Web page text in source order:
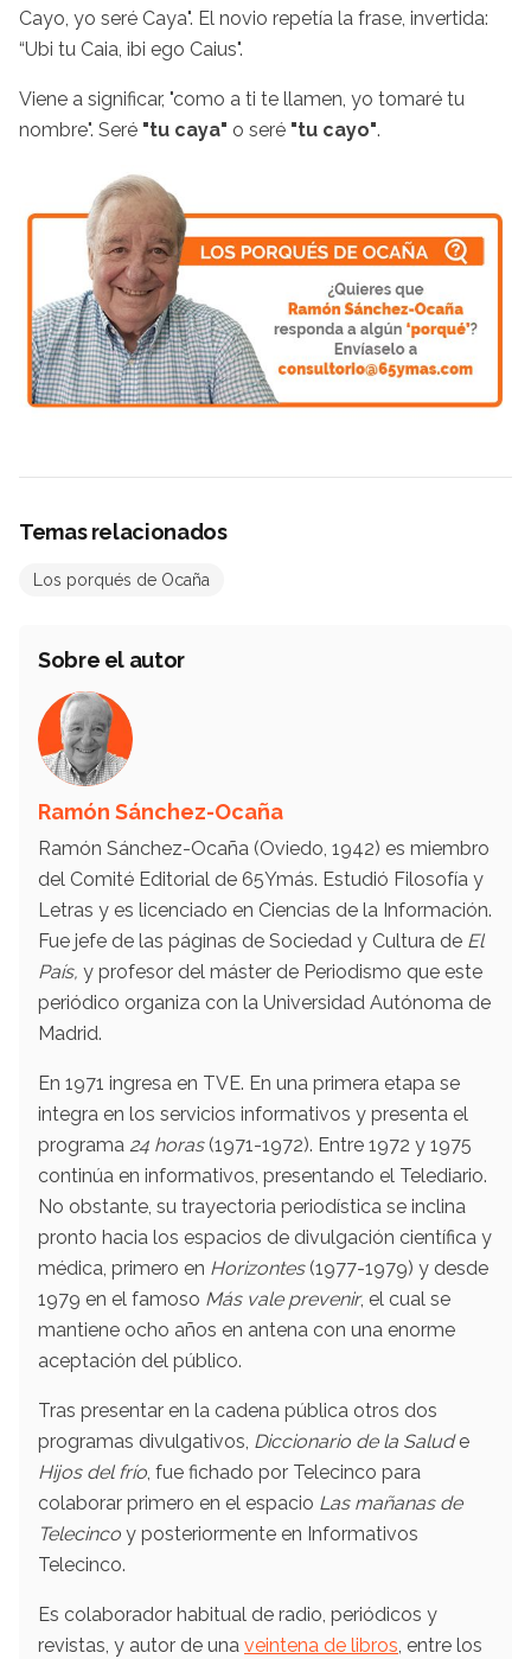
Cayo, yo seré Caya". El novio repetía la frase, invertida:
“Ubi tu Caia, ibi ego Caius".
Viene a significar, "como a ti te llamen, yo tomaré tu
nombre". Seré "tu caya" o seré "tu cayo".
Temas relacionados
Los porqués de Ocaña
Sobre el autor
Ramón Sánchez-Ocaña
Ramón Sánchez-Ocaña (Oviedo, 1942) es miembro
del Comité Editorial de 65Ymás. Estudió Filosofía y
Letras y es licenciado en Ciencias de la Información.
Fue jefe de las páginas de Sociedad y Cultura de El
País, y profesor del máster de Periodismo que este
periódico organiza con la Universidad Autónoma de
Madrid.
En 1971 ingresa en TVE. En una primera etapa se
integra en los servicios informativos y presenta el
programa 24 horas(1971-1972). Entre 1972 y 1975
continúa en informativos, presentando el Telediario.
No obstante, su trayectoria periodística se inclina
pronto hacia los espacios de divulgación científica y
médica, primero en Horizontes (1977-1979)​ y desde
1979 en el famoso Más vale prevenir, el cual se
mantiene ocho años en antena con una enorme
aceptación del público.
Tras presentar en la cadena pública otros dos
programas divulgativos, Diccionario de la Salude
Hijos del frío , fue fichado por Telecinco para
colaborar primero en el espacio Las mañanas de
Telecinco y posteriormente en Informativos
Telecinco.
Es colaborador habitual de radio, periódicos y
revistas, y autor de una veintena de libros , entre los